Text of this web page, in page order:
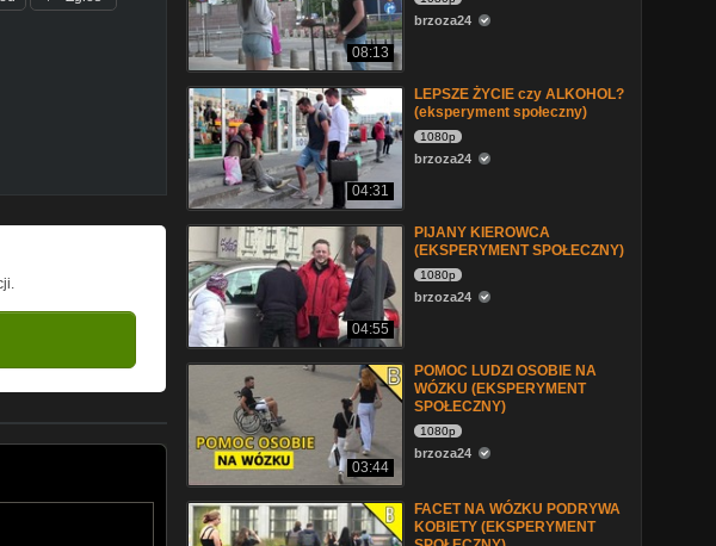
08:13
brzoza24
04:31
LEPSZE ŻYCIE czy ALKOHOL?
(eksperyment społeczny)
1080p
brzoza24
04:55
PIJANY KIEROWCA
(EKSPERYMENT SPOŁECZNY)
1080p
brzoza24
03:44
POMOC LUDZI OSOBIE NA
WÓZKU (EKSPERYMENT
SPOŁECZNY)
1080p
brzoza24
FACET NA WÓZKU PODRYWA
KOBIETY (EKSPERYMENT